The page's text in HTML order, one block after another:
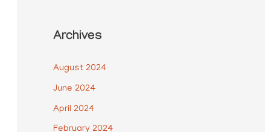
Archives
August 2024
June 2024
April 2024
February 2024